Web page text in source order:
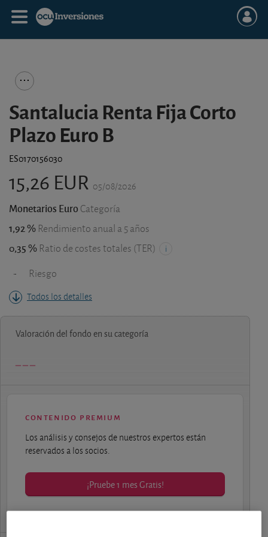
Santalucia Renta Fija Corto
Plazo Euro B
ES0170156030
15,26 EUR 05/08/2026
Monetarios Euro Categoría
1,92 % Rendimiento anual a 5 años
0,35 % Ratio de costes totales (TER)
- Riesgo
Todos los detalles
Valoración del fondo en su categoría
contenido premium
Los análisis y consejos de nuestros expertos están
reservados a los socios.
¡Pruebe 1 mes Gratis!